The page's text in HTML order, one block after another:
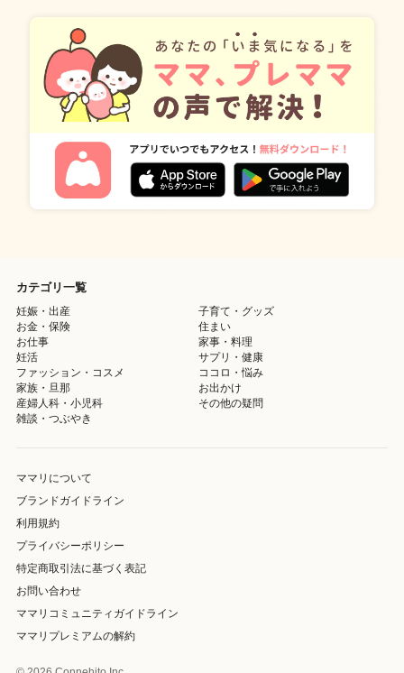
カテゴリ一覧
妊娠・出産
子育て・グッズ
お金・保険
住まい
お仕事
家事・料理
妊活
サプリ・健康
ファッション・コスメ
ココロ・悩み
家族・旦那
お出かけ
産婦人科・小児科
その他の疑問
雑談・つぶやき
ママリについて
ブランドガイドライン
利用規約
プライバシーポリシー
特定商取引法に基づく表記
お問い合わせ
ママリコミュニティガイドライン
ママリプレミアムの解約